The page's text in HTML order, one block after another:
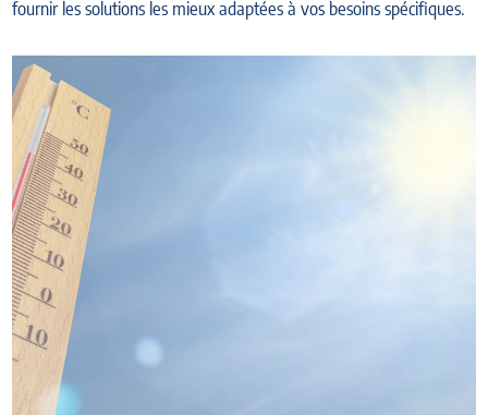
fournir les solutions les mieux adaptées à vos besoins spécifiques.